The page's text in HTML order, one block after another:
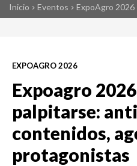
Inicio Eventos ExpoAgro 2026
EXPOAGRO 2026
Expoagro
palpitarse:
contenidos,
protagonistas